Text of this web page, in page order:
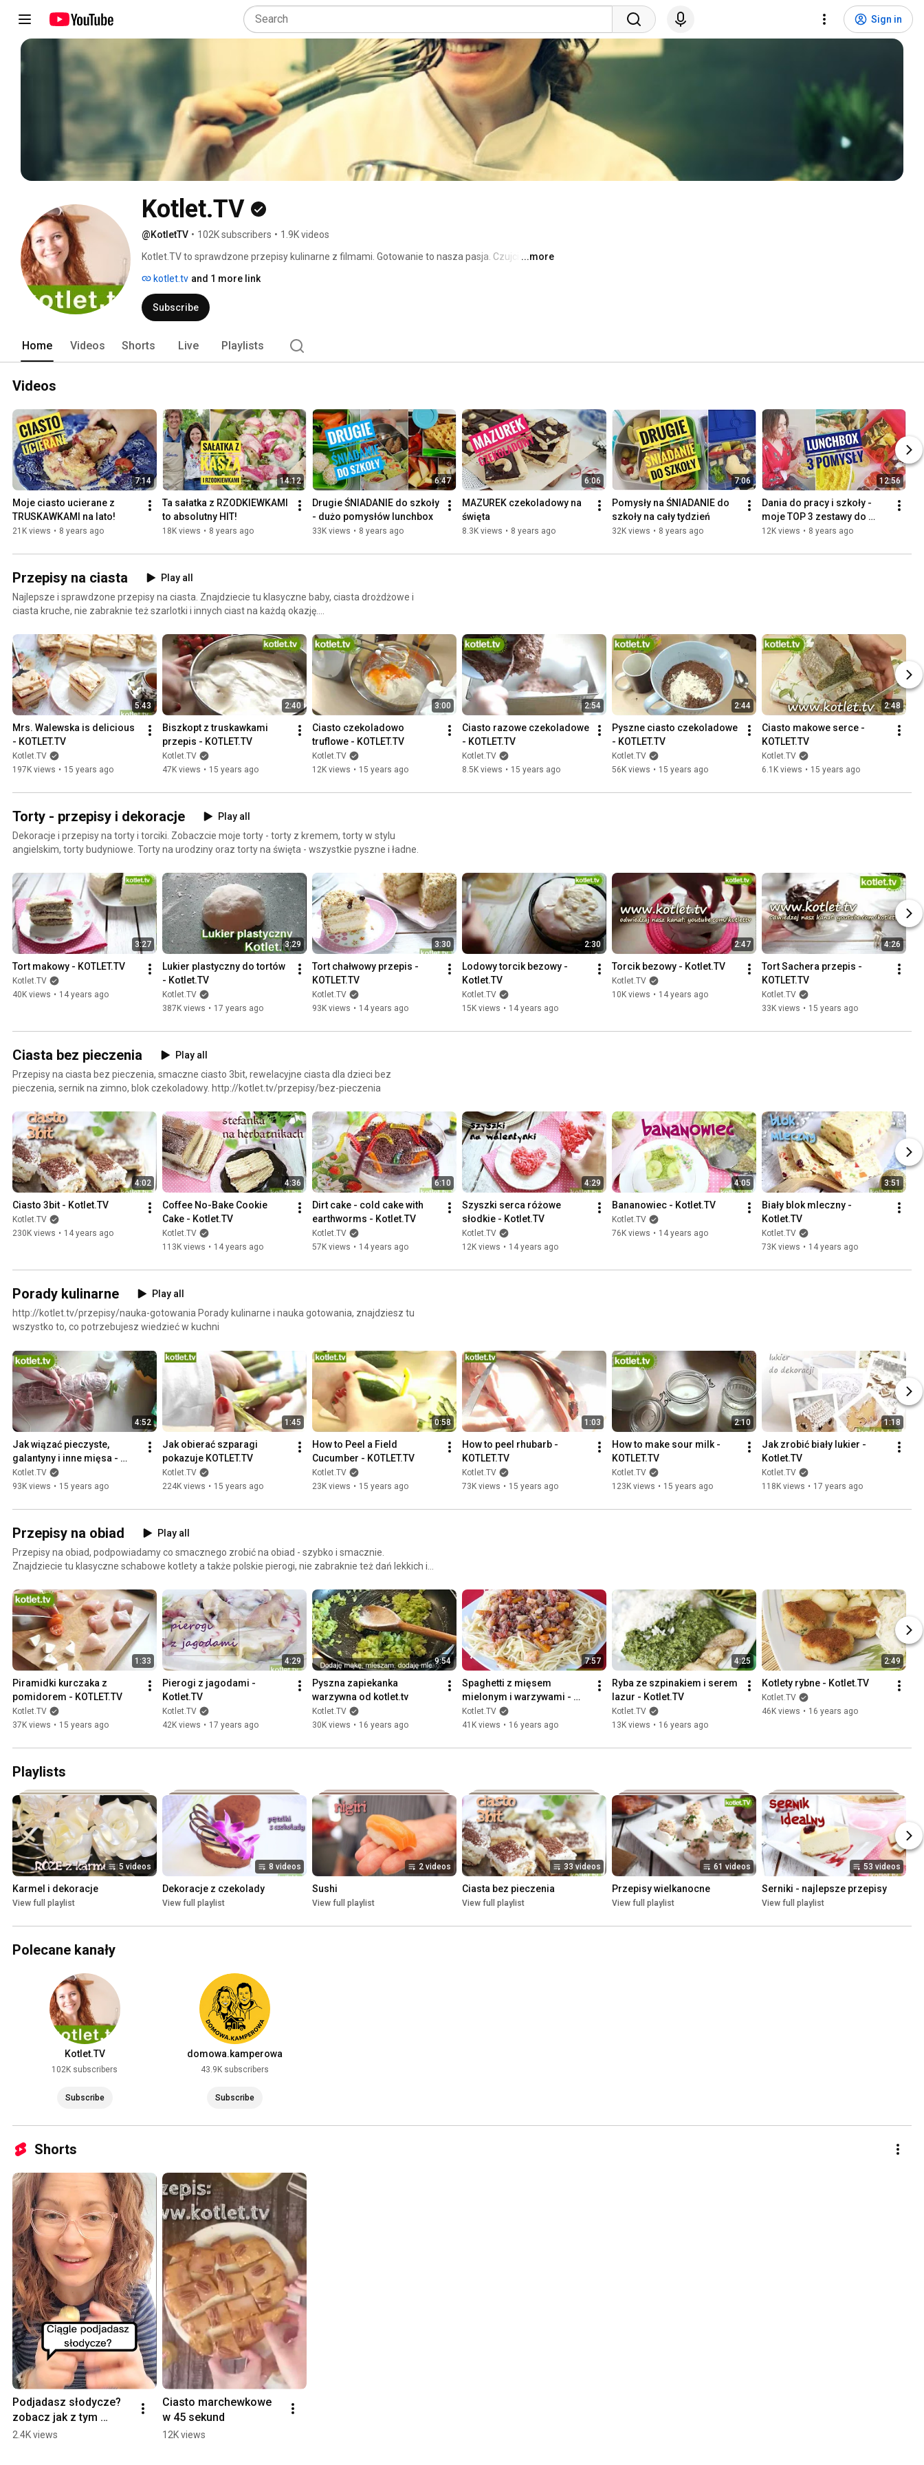
Sign in
Kotlet.TV
@KotletTV • 102K subscribers • 1.9K videos
Kotlet.TV to sprawdzone przepisy kulinarne z filmami. Gotowanie to nasza pasja. Czujcie się tu
...more
kotlet.tv and 1 more link
Subscribe
Home Videos Shorts Live Playlists
Videos
7:14
Moje ciasto ucierane z
TRUSKAWKAMI na lato!
21K views • 8 years ago
14:12
Ta sałatka z RZODKIEWKAMI
to absolutny HIT!
18K views • 8 years ago
6:47
Drugie ŚNIADANIE do szkoły
- dużo pomysłów lunchbox
33K views • 8 years ago
6:06
MAZUREK czekoladowy na
święta
8.3K views • 8 years ago
7:06
Pomysły na ŚNIADANIE do
szkoły na cały tydzień
32K views • 8 years ago
12:56
Dania do pracy i szkoły -
moje TOP 3 zestawy do
pudełek na lunch
12K views • 8 years ago
Przepisy na ciasta
Play all
Najlepsze i sprawdzone przepisy na ciasta. Znajdziecie tu klasyczne baby, ciasta drożdżowe i
ciasta kruche, nie zabraknie też szarlotki i innych ciast na każdą okazję.
ciasta
5:43
Mrs. Walewska is delicious
- KOTLET.TV
Kotlet.TV
197K views • 15 years ago
2:40
Biszkopt z truskawkami
przepis - KOTLET.TV
Kotlet.TV
47K views • 15 years ago
3:00
Ciasto czekoladowo
truflowe - KOTLET.TV
Kotlet.TV
12K views • 15 years ago
2:54
Ciasto razowe czekoladowe
- KOTLET.TV
Kotlet.TV
8.5K views • 15 years ago
2:44
Pyszne ciasto czekoladowe
- KOTLET.TV
Kotlet.TV
56K views • 15 years ago
2:48
Ciasto makowe serce -
KOTLET.TV
Kotlet.TV
6.1K views • 15 years ago
Torty - przepisy i dekoracje
Play all
Dekoracje i przepisy na torty i torciki. Zobaczcie moje torty - torty z kremem, torty w stylu
angielskim, torty budyniowe. Torty na urodziny oraz torty na święta - wszystkie pyszne i ładne.
3:27
Tort makowy - KOTLET.TV
Kotlet.TV
40K views • 14 years ago
3:29
Lukier plastyczny do tortów
- Kotlet.TV
Kotlet.TV
387K views • 17 years ago
3:30
Tort chałwowy przepis -
KOTLET.TV
Kotlet.TV
93K views • 14 years ago
2:30
Lodowy torcik bezowy -
Kotlet.TV
Kotlet.TV
15K views • 14 years ago
2:47
Torcik bezowy - Kotlet.TV
Kotlet.TV
10K views • 14 years ago
4:26
Tort Sachera przepis -
KOTLET.TV
Kotlet.TV
33K views • 15 years ago
Ciasta bez pieczenia
Play all
Przepisy na ciasta bez pieczenia, smaczne ciasto 3bit, rewelacyjne ciasta dla dzieci bez
pieczenia, sernik na zimno, blok czekoladowy. http://kotlet.tv/przepisy/bez-pieczenia
4:02
Ciasto 3bit - Kotlet.TV
Kotlet.TV
230K views • 14 years ago
4:36
Coffee No-Bake Cookie
Cake - Kotlet.TV
Kotlet.TV
113K views • 14 years ago
6:10
Dirt cake - cold cake with
earthworms - Kotlet.TV
Kotlet.TV
57K views • 14 years ago
4:29
Szyszki serca różowe
słodkie - Kotlet.TV
Kotlet.TV
12K views • 14 years ago
4:05
Bananowiec - Kotlet.TV
Kotlet.TV
76K views • 14 years ago
3:51
Biały blok mleczny -
Kotlet.TV
Kotlet.TV
73K views • 14 years ago
Porady kulinarne
Play all
http://kotlet.tv/przepisy/nauka-gotowania Porady kulinarne i nauka gotowania, znajdziesz tu
wszystko to, co potrzebujesz wiedzieć w kuchni
4:52
Jak wiązać pieczyste,
galantyny i inne mięsa -
KOTLET.TV
Kotlet.TV
93K views • 15 years ago
1:45
Jak obierać szparagi
pokazuje KOTLET.TV
Kotlet.TV
224K views • 15 years ago
0:58
How to Peel a Field
Cucumber - KOTLET.TV
Kotlet.TV
23K views • 15 years ago
1:03
How to peel rhubarb -
KOTLET.TV
Kotlet.TV
73K views • 15 years ago
2:10
How to make sour milk -
KOTLET.TV
Kotlet.TV
123K views • 15 years ago
1:18
Jak zrobić biały lukier -
Kotlet.TV
Kotlet.TV
118K views • 17 years ago
Przepisy na obiad
Play all
Przepisy na obiad, podpowiadamy co smacznego zrobić na obiad - szybko i smacznie.
Znajdziecie tu klasyczne schabowe kotlety a także polskie pierogi, nie zabraknie też dań lekkich i
1:33
Piramidki kurczaka z
pomidorem - KOTLET.TV
Kotlet.TV
37K views • 15 years ago
4:29
Pierogi z jagodami -
Kotlet.TV
Kotlet.TV
42K views • 17 years ago
9:54
Pyszna zapiekanka
warzywna od kotlet.tv
Kotlet.TV
30K views • 16 years ago
7:57
Spaghetti z mięsem
mielonym i warzywami -
Kotlet.TV
Kotlet.TV
41K views • 16 years ago
4:25
Ryba ze szpinakiem i serem
lazur - Kotlet.TV
Kotlet.TV
13K views • 16 years ago
2:49
Kotlety rybne - Kotlet.TV
Kotlet.TV
46K views • 16 years ago
Playlists
5 videos
Karmel i dekoracje
View full playlist
8 videos
Dekoracje z czekolady
View full playlist
2 videos
Sushi
View full playlist
33 videos
Ciasta bez pieczenia
View full playlist
61 videos
Przepisy wielkanocne
View full playlist
53 videos
Serniki - najlepsze przepisy
View full playlist
Polecane kanały
Kotlet.TV
102K subscribers
Subscribe
domowa.kamperowa
43.9K subscribers
Subscribe
Shorts
Podjadasz słodycze?
zobacz jak z tym
pracować. fitebooki.pl
2.4K views
Ciasto marchewkowe
w 45 sekund
12K views